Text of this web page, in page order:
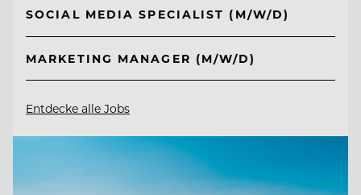
SOCIAL MEDIA SPECIALIST (M/W/D)
MARKETING MANAGER (M/W/D)
Entdecke alle Jobs